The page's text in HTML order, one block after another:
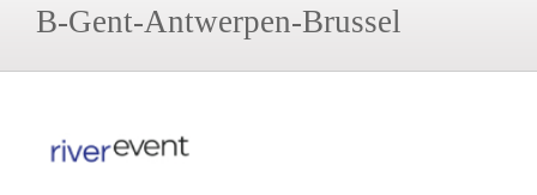
B-Gent-Antwerpen-Brussel